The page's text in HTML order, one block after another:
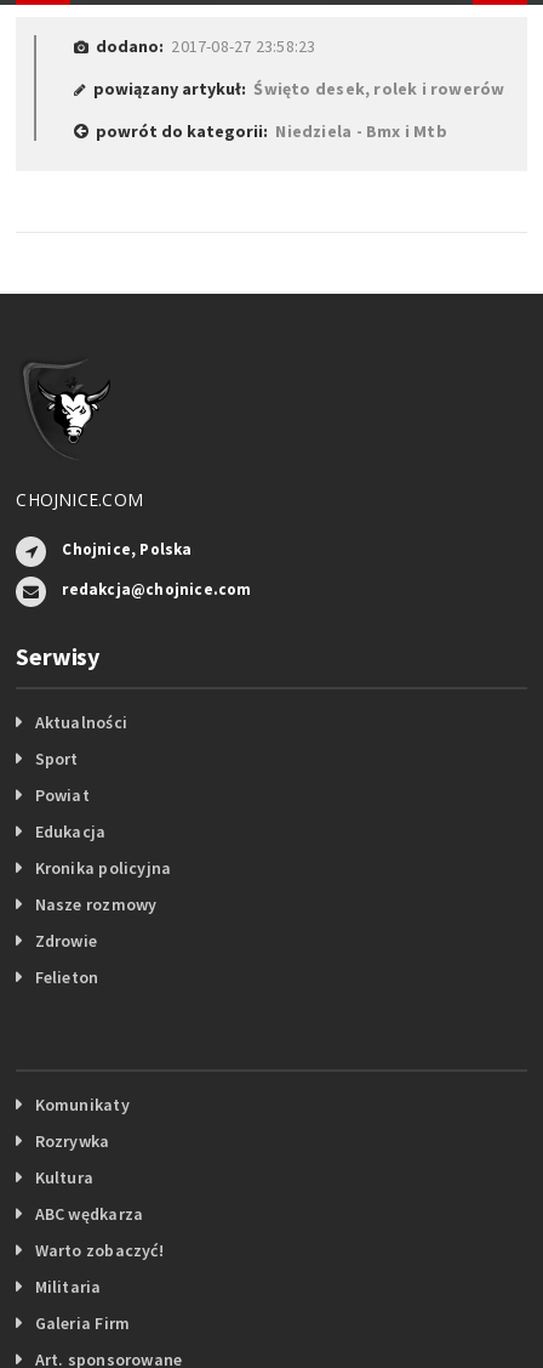
dodano: 2017-08-27 23:58:23
powiązany artykuł: Święto desek, rolek i rowerów
powrót do kategorii: Niedziela - Bmx i Mtb
CHOJNICE.COM
Chojnice, Polska
redakcja@chojnice.com
Serwisy
Aktualności
Sport
Powiat
Edukacja
Kronika policyjna
Nasze rozmowy
Zdrowie
Felieton
Komunikaty
Rozrywka
Kultura
ABC wędkarza
Warto zobaczyć!
Militaria
Galeria Firm
Art. sponsorowane